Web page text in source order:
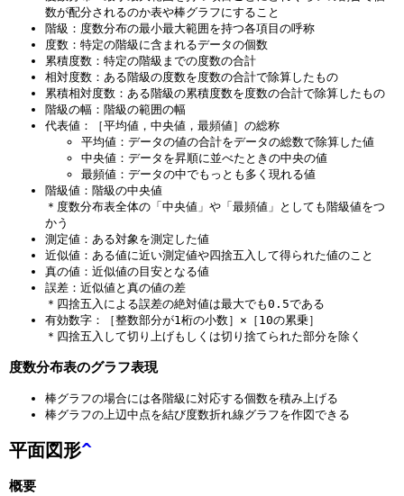
数が配分されるのか表や棒グラフにすること
階級：度数分布の最小最大範囲を持つ各項目の呼称
度数：特定の階級に含まれるデータの個数
累積度数：特定の階級までの度数の合計
相対度数：ある階級の度数を度数の合計で除算したもの
累積相対度数：ある階級の累積度数を度数の合計で除算したもの
階級の幅：階級の範囲の幅
代表値：［平均値，中央値，最頻値］の総称
平均値：データの値の合計をデータの総数で除算した値
中央値：データを昇順に並べたときの中央の値
最頻値：データの中でもっとも多く現れる値
階級値：階級の中央値
＊度数分布表全体の「中央値」や「最頻値」としても階級値をつ
かう
測定値：ある対象を測定した値
近似値：ある値に近い測定値や四捨五入して得られた値のこと
真の値：近似値の目安となる値
誤差：近似値と真の値の差
＊四捨五入による誤差の絶対値は最大でも0.5である
有効数字：［整数部分が1桁の小数］×［10の累乗］
＊四捨五入して切り上げもしくは切り捨てられた部分を除く
度数分布表のグラフ表現
棒グラフの場合には各階級に対応する個数を積み上げる
棒グラフの上辺中点を結び度数折れ線グラフを作図できる
平面図形^
概要